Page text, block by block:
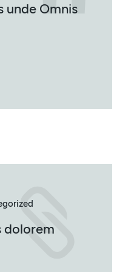
unde Omnis
dolorem